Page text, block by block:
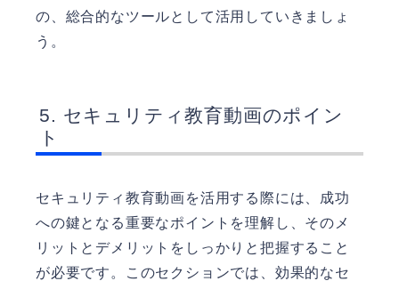
の、総合的なツールとして活用していきましょ
う。
セキュリティ教育動画のポイン
ト
セキュリティ教育動画を活用する際には、成功
への鍵となる重要なポイントを理解し、そのメ
リットとデメリットをしっかりと把握すること
が必要です。このセクションでは、効果的なセ